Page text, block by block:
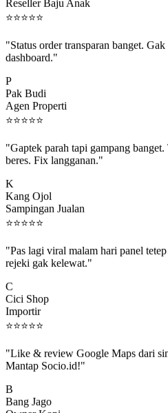
⭐⭐⭐⭐⭐
dashboard."
Pak Budi
Agen Properti
⭐⭐⭐⭐⭐
beres. Fix langganan."
Kang Ojol
Sampingan Jualan
⭐⭐⭐⭐⭐
rejeki gak kelewat."
Cici Shop
Importir
⭐⭐⭐⭐⭐
Mantap Socio.id!"
Bang Jago
Owner Kopi